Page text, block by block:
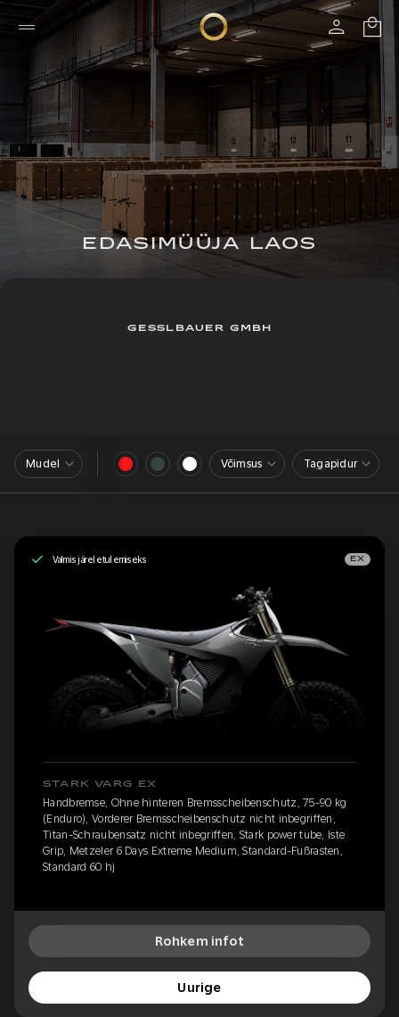
EDASIMÜÜJA LAOS
GESSLBAUER GMBH
Mudel Võimsus Tagapidur
Valmis järeletulemiseks EX
STARK VARG EX
Handbremse, Ohne hinteren Bremsscheibenschutz, 75-90 kg
(Enduro), Vorderer Bremsscheibenschutz nicht inbegriffen,
Titan-Schraubensatz nicht inbegriffen, Stark power tube, Iste
Grip, Metzeler 6 Days Extreme Medium, Standard-Fußrasten,
Standard 60 hj
Rohkem infot
Uurige